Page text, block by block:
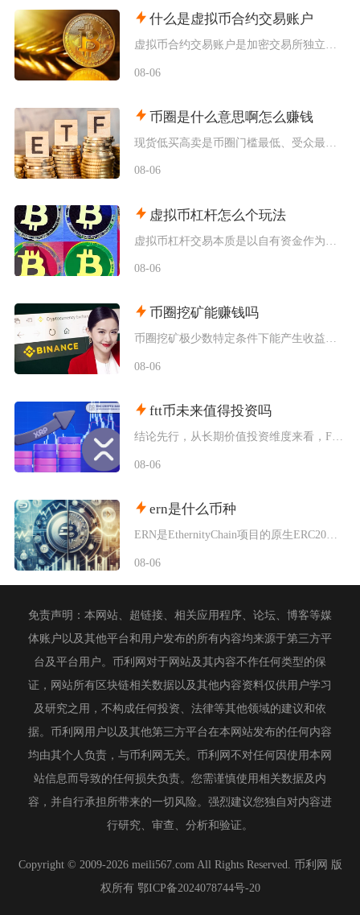
什么是虚拟币合约交易账户
08-06
币圈是什么意思啊怎么赚钱
08-06
虚拟币杠杆怎么个玩法
08-06
币圈挖矿能赚钱吗
币圈挖矿极少数特定条件下能产生收益，普通散户、国内居家挖矿几乎不可能赚钱，多数参与者长期处
08-06
ftt币未来值得投资吗
08-06
ern是什么币种
08-06
免责声明：本网站、超链接、相关应用程序、论坛、博客等媒
体账户以及其他平台和用户发布的所有内容均来源于第三方平
台及平台用户。币利网对于网站及其内容不作任何类型的保
证，网站所有区块链相关数据以及其他内容资料仅供用户学习
及研究之用，不构成任何投资、法律等其他领域的建议和依
据。币利网用户以及其他第三方平台在本网站发布的任何内容
均由其个人负责，与币利网无关。币利网不对任何因使用本网
站信息而导致的任何损失负责。您需谨慎使用相关数据及内
容，并自行承担所带来的一切风险。强烈建议您独自对内容进
行研究、审查、分析和验证。
Copyright © 2009-2026 meili567.com All Rights Reserved. 币利网 版
权所有 鄂ICP备2024078744号-20